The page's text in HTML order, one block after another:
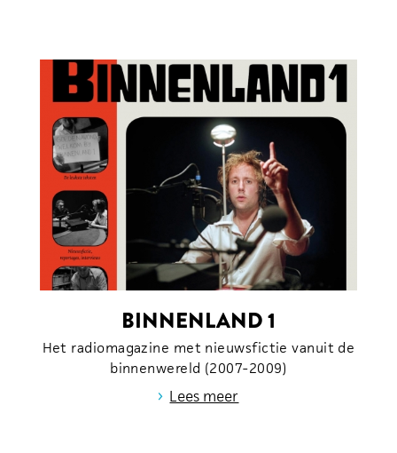
BINNENLAND 1
Het radiomagazine met nieuwsfictie vanuit de
binnenwereld (2007-2009)
› Lees meer